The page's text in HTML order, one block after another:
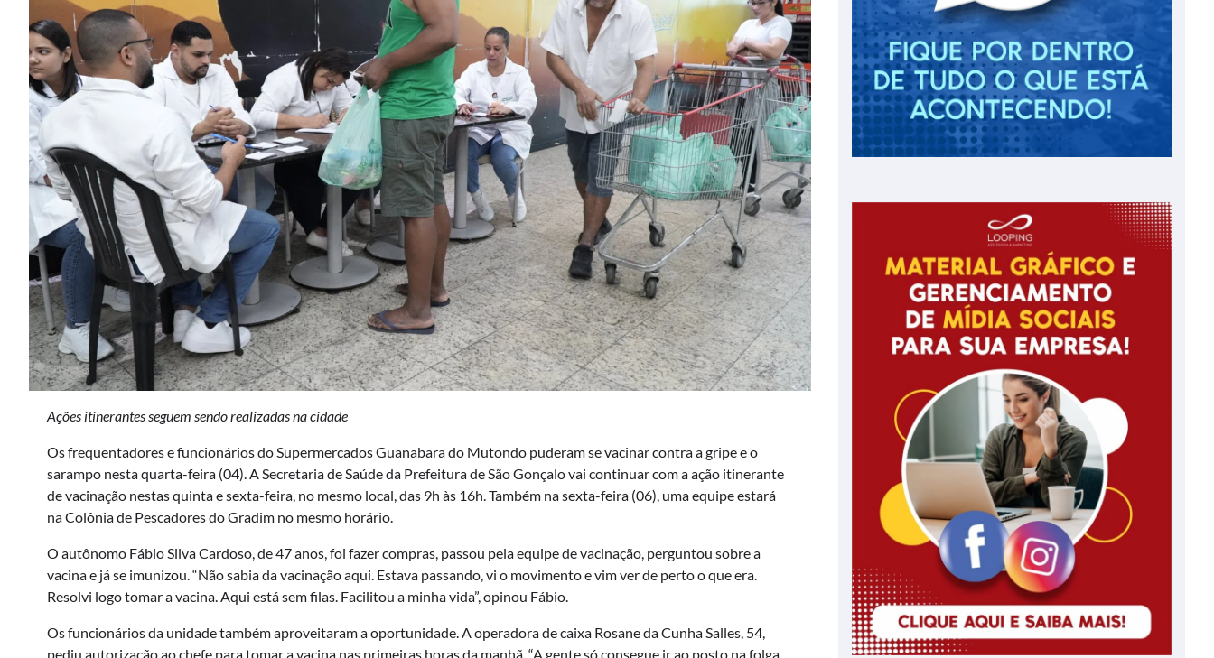
Ações itinerantes seguem sendo realizadas na cidade
Os frequentadores e funcionários do Supermercados Guanabara do Mutondo puderam se vacinar contra a gripe e o
sarampo nesta quarta-feira (04). A Secretaria de Saúde da Prefeitura de São Gonçalo vai continuar com a ação itinerante
de vacinação nestas quinta e sexta-feira, no mesmo local, das 9h às 16h. Também na sexta-feira (06), uma equipe estará
na Colônia de Pescadores do Gradim no mesmo horário.
O autônomo Fábio Silva Cardoso, de 47 anos, foi fazer compras, passou pela equipe de vacinação, perguntou sobre a
vacina e já se imunizou. “Não sabia da vacinação aqui. Estava passando, vi o movimento e vim ver de perto o que era.
Resolvi logo tomar a vacina. Aqui está sem filas. Facilitou a minha vida”, opinou Fábio.
Os funcionários da unidade também aproveitaram a oportunidade. A operadora de caixa Rosane da Cunha Salles, 54,
pediu autorização ao chefe para tomar a vacina nas primeiras horas da manhã. “A gente só consegue ir ao posto na folga,